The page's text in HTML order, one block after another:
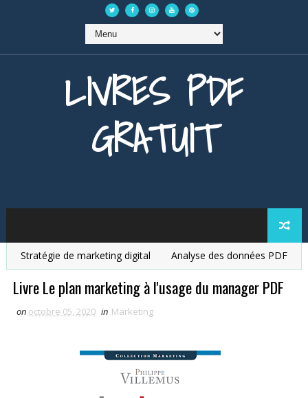
LIVRES PDF
GRATUIT
Stratégie de marketing digital Analyse des données PDF
Livre Le plan marketing à l'usage du manager PDF
on octobre 05, 2020 in Marketing